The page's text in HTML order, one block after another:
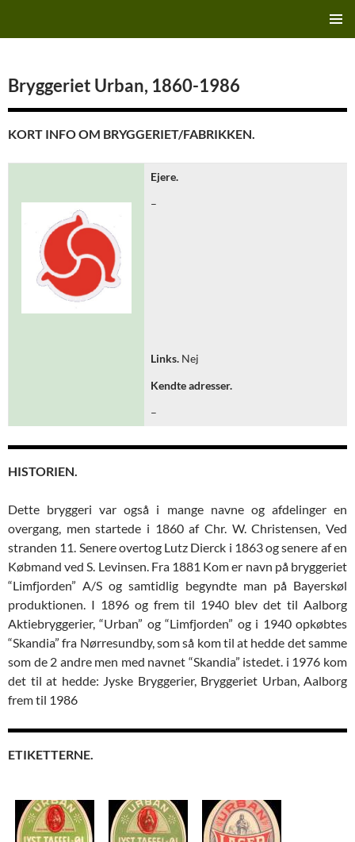
Bryggeriet Urban, 1860-1986
KORT INFO OM BRYGGERIET/FABRIKKEN.
Ejere.
–
Links. Nej
Kendte adresser.
–
HISTORIEN.
Dette bryggeri var også i mange navne og afdelinger en
overgang, men startede i 1860 af Chr. W. Christensen, Ved
stranden 11. Senere overtog Lutz Dierck i 1863 og senere af en
Købmand ved S. Levinsen. Fra 1881 Kom er navn på bryggeriet
“Limfjorden” A/S og samtidlig begyndte man på Bayerskøl
produktionen. I 1896 og frem til 1940 blev det til Aalborg
Aktiebryggerier, “Urban” og “Limfjorden” og i 1940 opkøbtes
“Skandia” fra Nørresundby, som så kom til at hedde det samme
som de 2 andre men med navnet “Skandia” istedet. i 1976 kom
det til at hedde: Jyske Bryggerier, Bryggeriet Urban, Aalborg
frem til 1986
ETIKETTERNE.